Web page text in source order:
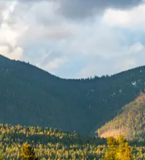
cima e para baixo do teclado